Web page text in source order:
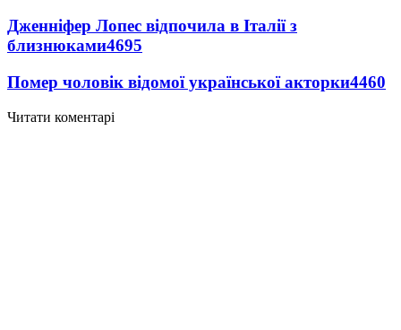
Дженніфер Лопес відпочила в Італії з
близнюками4695
Помер чоловік відомої української акторки4460
Читати коментарі